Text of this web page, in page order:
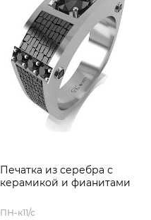
Печатка из серебра с
керамикой и фианитами
ПН-к11/с